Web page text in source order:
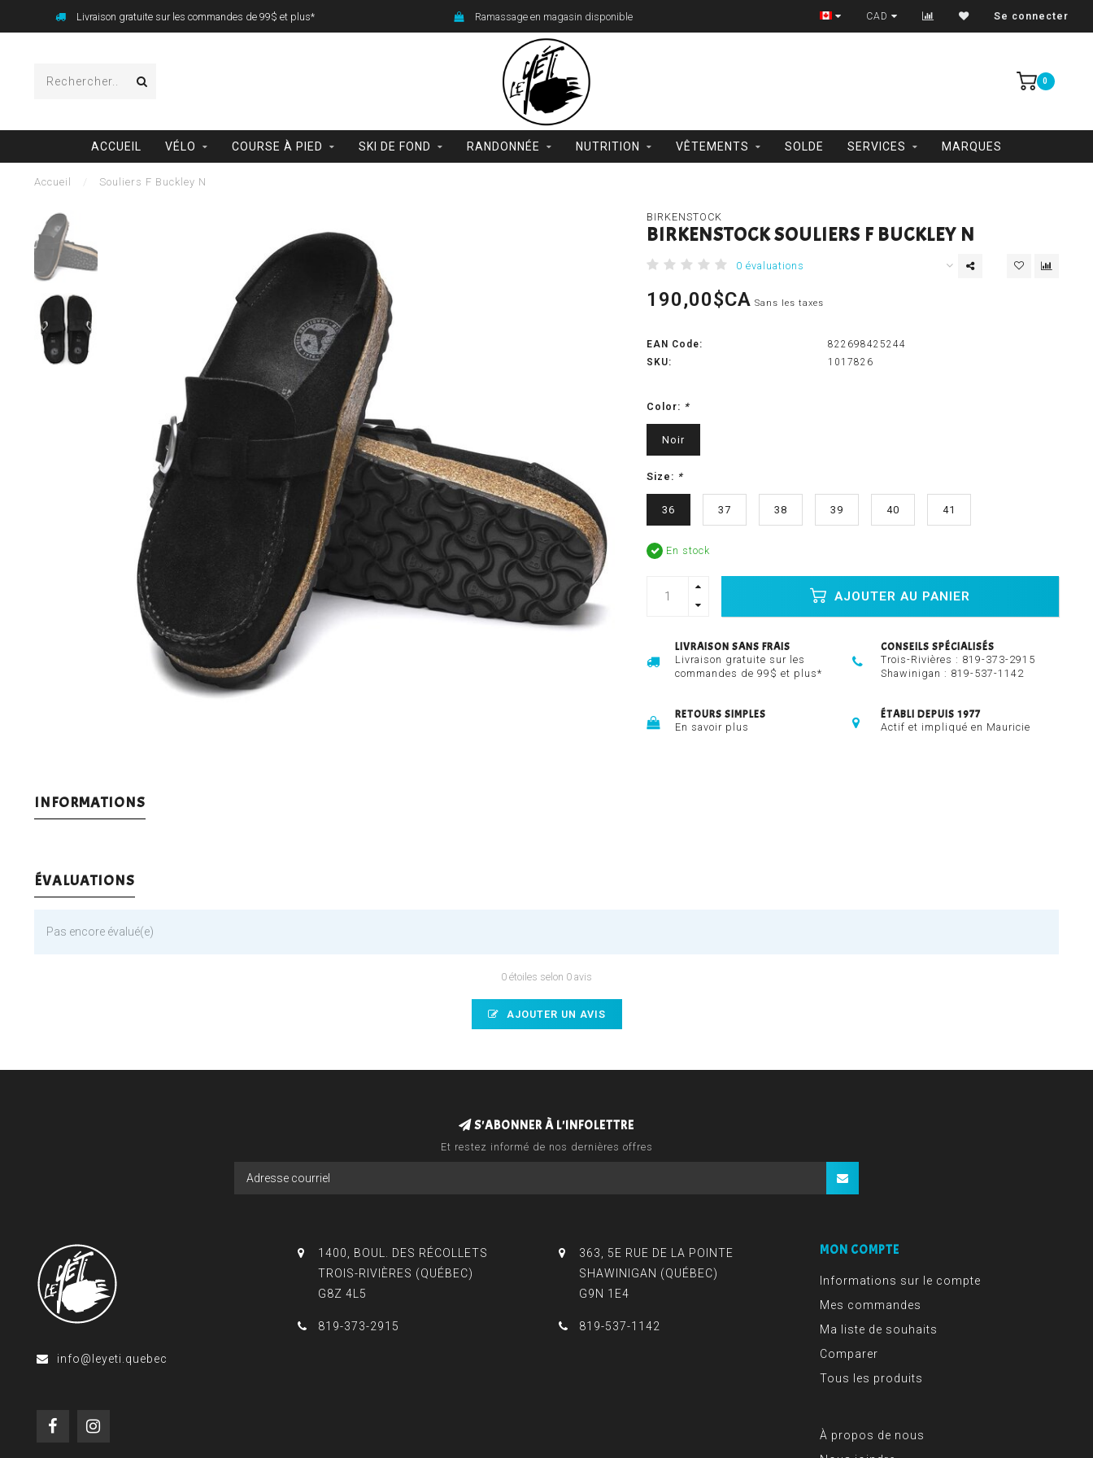
Livraison gratuite sur les commandes de 99$ et plus* Ramassage en magasin disponible Trois-Rivières et Shawinigan
CAD Se connecter
0
ACCUEIL VÉLO COURSE À PIED SKI DE FOND RANDONNÉE NUTRITION VÊTEMENTS SOLDE SERVICES MARQUES
Accueil Souliers F Buckley N
BIRKENSTOCK
BIRKENSTOCK SOULIERS F BUCKLEY N
0 évaluations
190,00$CA Sans les taxes
EAN Code:
822698425244
SKU:
1017826
Color: *
Noir
Size: *
36 37 38 39 40 41
En stock
AJOUTER AU PANIER
LIVRAISON SANS FRAIS
Livraison gratuite sur les
commandes de 99$ et plus*
CONSEILS SPÉCIALISÉS
Trois-Rivières : 819-373-2915
Shawinigan : 819-537-1142
RETOURS SIMPLES
En savoir plus
ÉTABLI DEPUIS 1977
Actif et impliqué en Mauricie
INFORMATIONS
ÉVALUATIONS
Pas encore évalué(e)
0 étoiles selon 0 avis
AJOUTER UN AVIS
S'ABONNER À L'INFOLETTRE
Et restez informé de nos dernières offres
info@leyeti.quebec
1400, BOUL. DES RÉCOLLETS
TROIS-RIVIÈRES (QUÉBEC)
G8Z 4L5
819-373-2915
363, 5E RUE DE LA POINTE
SHAWINIGAN (QUÉBEC)
G9N 1E4
819-537-1142
MON COMPTE
Informations sur le compte
Mes commandes
Ma liste de souhaits
Comparer
Tous les produits
À propos de nous